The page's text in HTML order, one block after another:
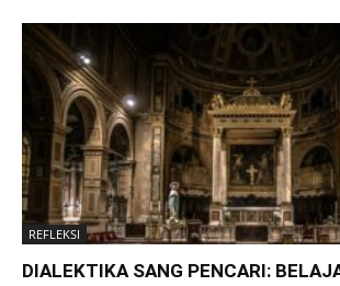
REFLEKSI
DIALEKTIKA SANG PENCARI: